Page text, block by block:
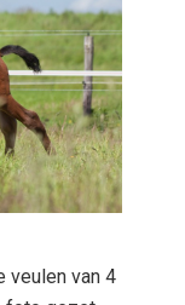
veulen van 4